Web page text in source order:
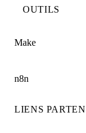
OUTILS
Make
n8n
LIENS